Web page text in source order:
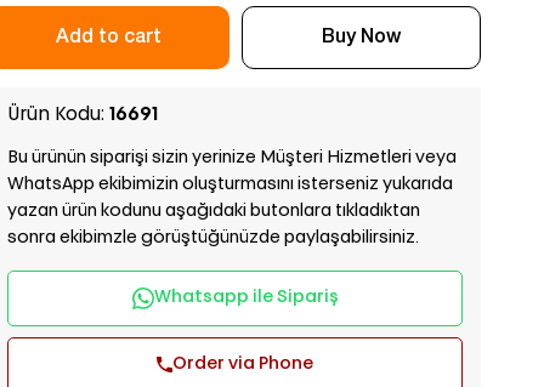
Ürün Kodu: 16691
Bu ürünün siparişi sizin yerinize Müşteri Hizmetleri veya
WhatsApp ekibimizin oluşturmasını isterseniz yukarıda
yazan ürün kodunu aşağıdaki butonlara tıkladıktan
sonra ekibimzle görüştüğünüzde paylaşabilirsiniz.
Whatsapp ile Sipariş
Order via Phone